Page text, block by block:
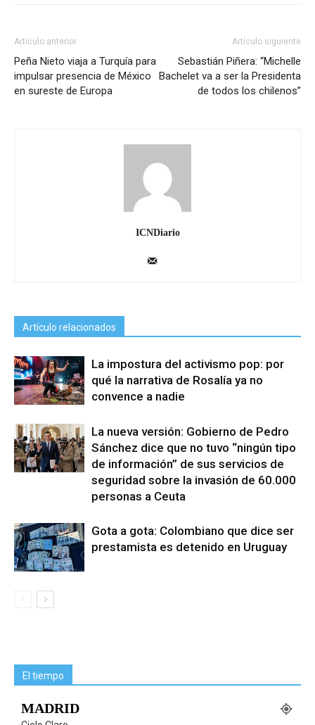
Artículo anterior
Peña Nieto viaja a Turquía para
impulsar presencia de México
en sureste de Europa
Artículo siguiente
Sebastián Piñera: “Michelle
Bachelet va a ser la Presidenta
de todos los chilenos”
ICNDiario
Artículo relacionados
La impostura del activismo pop: por
qué la narrativa de Rosalía ya no
convence a nadie
La nueva versión: Gobierno de Pedro
Sánchez dice que no tuvo “ningún tipo
de información” de sus servicios de
seguridad sobre la invasión de 60.000
personas a Ceuta
Gota a gota: Colombiano que dice ser
prestamista es detenido en Uruguay
El tiempo
MADRID